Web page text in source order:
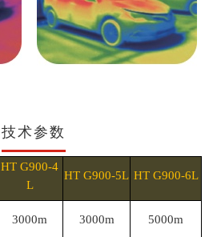
技术参数
HT G900-4
L
HT G900-5L HT G900-6L
3000m 3000m 5000m